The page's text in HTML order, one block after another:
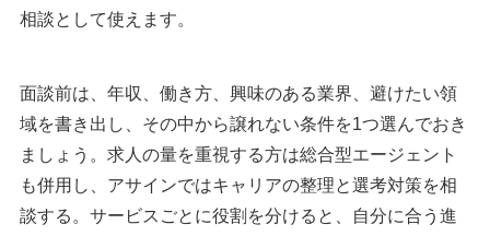
相談として使えます。
面談前は、年収、働き方、興味のある業界、避けたい領
域を書き出し、その中から譲れない条件を1つ選んでおき
ましょう。求人の量を重視する方は総合型エージェント
も併用し、アサインではキャリアの整理と選考対策を相
談する。サービスごとに役割を分けると、自分に合う進